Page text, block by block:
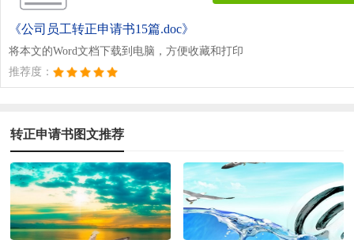
《公司员工转正申请书15篇.doc》
将本文的Word文档下载到电脑，方便收藏和打印
推荐度：
转正申请书图文推荐